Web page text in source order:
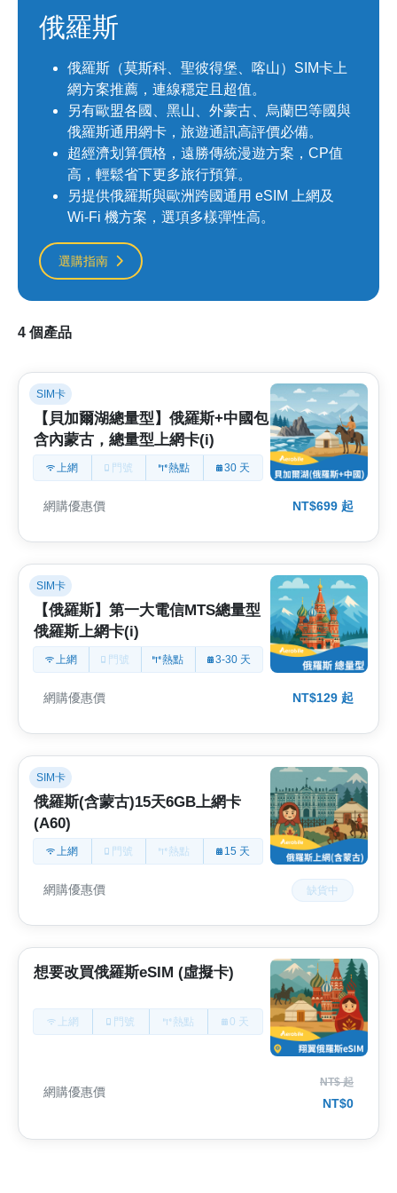
俄羅斯
俄羅斯（莫斯科、聖彼得堡、喀山）SIM卡上
網方案推薦，連線穩定且超值。
另有歐盟各國、黑山、外蒙古、烏蘭巴等國與
俄羅斯通用網卡，旅遊通訊高評價必備。
超經濟划算價格，遠勝傳統漫遊方案，CP值
高，輕鬆省下更多旅行預算。
另提供俄羅斯與歐洲跨國通用 eSIM 上網及
Wi-Fi 機方案，選項多樣彈性高。
選購指南
4 個產品
SIM卡
【貝加爾湖總量型】俄羅斯+中國包
含內蒙古，總量型上網卡(i)
上網 門號 熱點 30 天
網購優惠價 NT$699 起
SIM卡
【俄羅斯】第一大電信MTS總量型
俄羅斯上網卡(i)
上網 門號 熱點 3-30 天
網購優惠價 NT$129 起
SIM卡
俄羅斯(含蒙古)15天6GB上網卡
(A60)
上網 門號 熱點 15 天
網購優惠價 缺貨中
想要改買俄羅斯eSIM (虛擬卡)
上網 門號 熱點 0 天
網購優惠價
NT$ 起
NT$0